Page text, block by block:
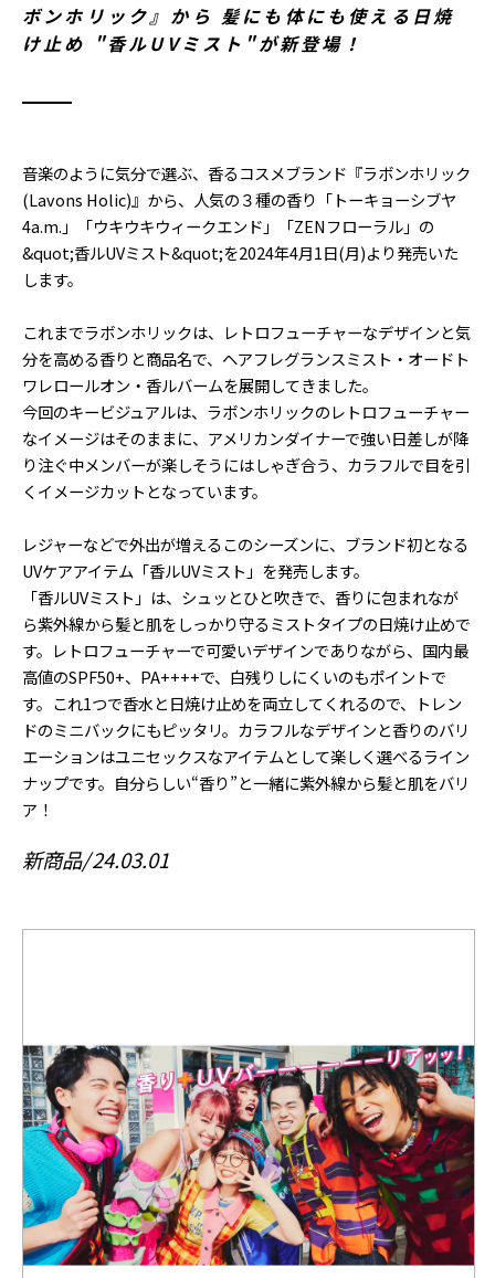
ボンホリック』から 髪にも体にも使える日焼
け止め "香ルUVミスト"が新登場！
音楽のように気分で選ぶ、香るコスメブランド『ラボンホリック
(Lavons Holic)』から、人気の３種の香り「トーキョーシブヤ
4a.m.」「ウキウキウィークエンド」「ZENフローラル」の
&quot;香ルUVミスト&quot;を2024年4月1日(月)より発売いた
します。
これまでラボンホリックは、レトロフューチャーなデザインと気
分を高める香りと商品名で、ヘアフレグランスミスト・オードト
ワレロールオン・香ルバームを展開してきました。
今回のキービジュアルは、ラボンホリックのレトロフューチャー
なイメージはそのままに、アメリカンダイナーで強い日差しが降
り注ぐ中メンバーが楽しそうにはしゃぎ合う、カラフルで目を引
くイメージカットとなっています。
レジャーなどで外出が増えるこのシーズンに、ブランド初となる
UVケアアイテム「香ルUVミスト」を発売します。
「香ルUVミスト」は、シュッとひと吹きで、香りに包まれなが
ら紫外線から髪と肌をしっかり守るミストタイプの日焼け止めで
す。レトロフューチャーで可愛いデザインでありながら、国内最
高値のSPF50+、PA++++で、白残りしにくいのもポイントで
す。これ1つで香水と日焼け止めを両立してくれるので、トレン
ドのミニバックにもピッタリ。カラフルなデザインと香りのバリ
エーションはユニセックスなアイテムとして楽しく選べるライン
ナップです。自分らしい“香り”と一緒に紫外線から髪と肌をバリ
ア！
新商品 24.03.01